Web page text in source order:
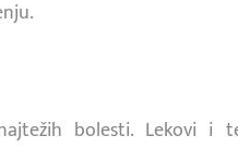
bolesti. Lekovi i